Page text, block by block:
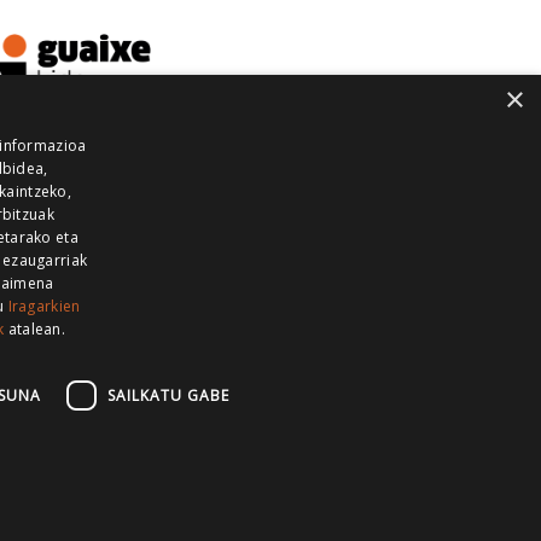
GUKA
GUKA
ZUMAIA GUKA
×
eta
Iragarkien
atalean.
SAILKATU GABE